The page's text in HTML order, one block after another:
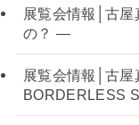
展覧会情報│古
の？ —
展覧会情報│古
BORDERLESS